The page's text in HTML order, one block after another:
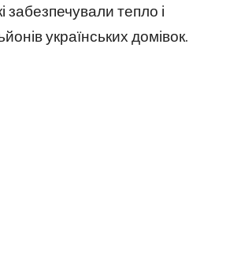
забезпечували тепло і
українських домівок.